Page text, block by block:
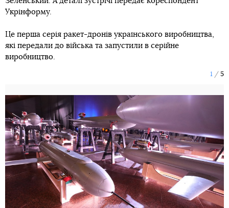
Укрінформу.
Це перша серія ракет-дронів українського виробництва,
які передали до війська та запуcтили в серійне
виробництво.
1 5